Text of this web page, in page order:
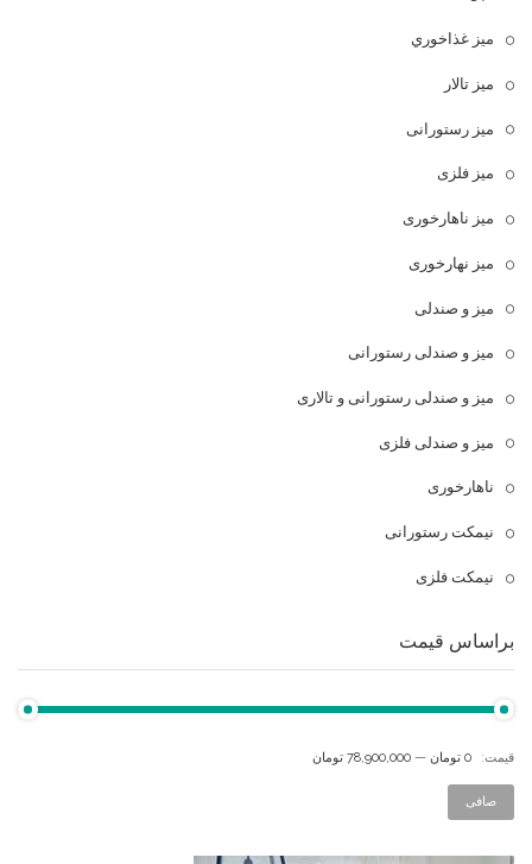
ميز غذاخوري
میز تالار
میز رستورانی
میز فلزی
میز ناهارخوری
میز نهارخوری
میز و صندلی
میز و صندلی رستورانی
میز و صندلی رستورانی و تالاری
میز و صندلی فلزی
ناهارخوری
نیمکت رستورانی
نیمکت فلزی
براساس قیمت
صافی
قيمت: 0 تومان — 78,900,000 تومان